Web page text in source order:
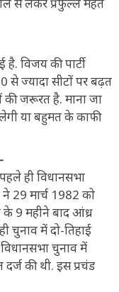
विजय की पार्टी
से ज्यादा सीटों पर बढ़त
जरूरत है. माना जा
या बहुमत के काफी
ही विधानसभा
29 मार्च 1982 को
के 9 महीने बाद आंध्र
चुनाव में दो-तिहाई
चुनाव में
की थी. इस प्रचंड